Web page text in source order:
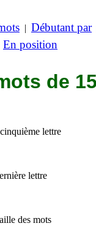
| Débutant par
En position
de
lettre
lettre
des mots